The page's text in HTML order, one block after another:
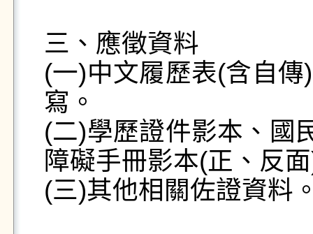
三、應徵資料
(一)中文履歷表(含自
寫。
(二)學歷證件影本、國
障礙手冊影本(正、反
(三)其他相關佐證資料